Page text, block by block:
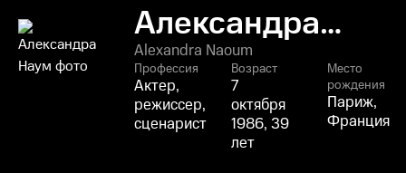
Александра
Наум
Alexandra Naoum
Профессия
Актер,
режиссер,
сценарист
Возраст
7
октября
1986, 39
лет
Место
рождения
Париж,
Франция